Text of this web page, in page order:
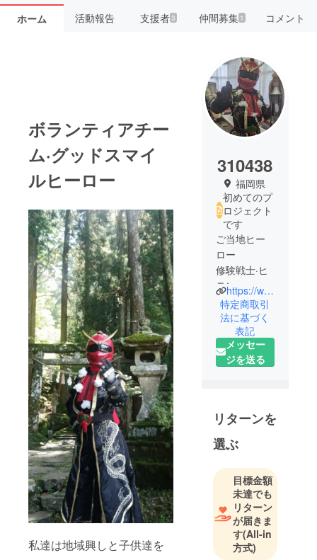
ホーム 活動報告 支援者3 仲間募集 1 コメント
ボランティアチー
ム·グッドスマイ
ルヒーロー
私達は地域興しと子供達を
310438
福岡県
初めてのプ
ロジェクト
です
ご当地ヒー
ロー
修験戦士·ヒ
テン
地域の活性
化と悪いイ
メージを覆
し今と未来
の子供達が
と言えるよ
うにするた
め、日々活
https://www.instagram.com/hiten0honmono/
特定商取引
法に基づく
表記
メッセー
ジを送る
リターンを
選ぶ
目標金額
未達でも
リターン
が届きま
す(All-in
方式)